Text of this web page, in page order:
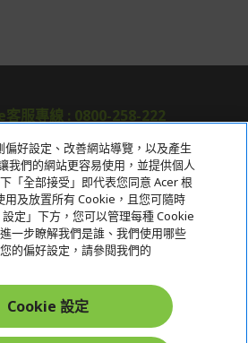
服專線 : 0800-258-222
關於宏碁
服務
宏碁網路商城
社群上追蹤 Acer
好設定、改善網站導覽，以及產生
我們的網站更容易使用，並提供個人
「全部接受」即代表您同意 Acer 根
用及放置所有 Cookie，且您可隨時
定」下方，您可以管理每種 Cookie
一步瞭解我們是誰、我們使用哪些
的偏好設定，請參閱我們的
Cookie 設定